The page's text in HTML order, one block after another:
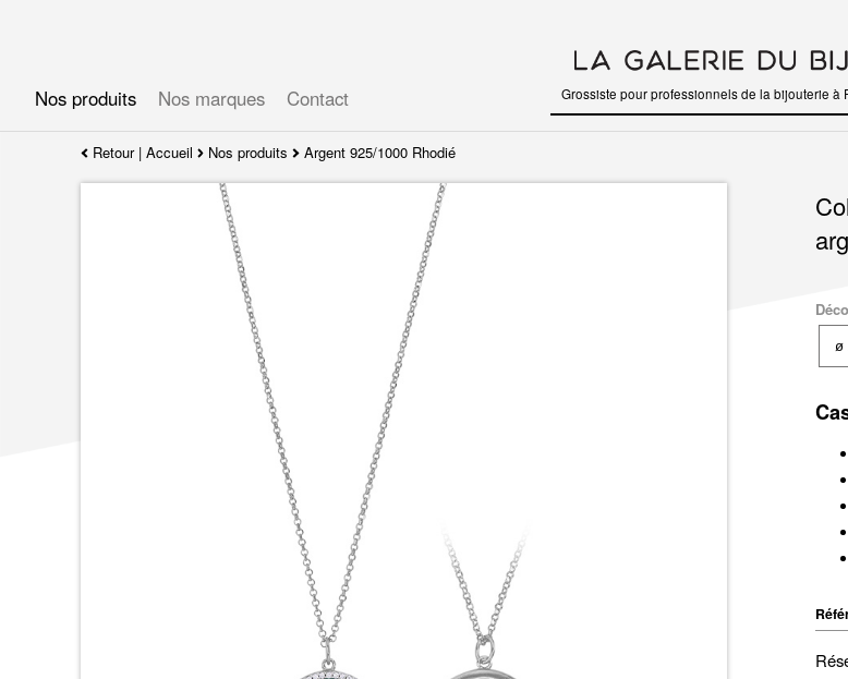
Nos produits Nos marques Contact Grossiste pour professionnels de la bijouterie à
Retour| Accueil Nos produits Argent 925/1000 Rhodié